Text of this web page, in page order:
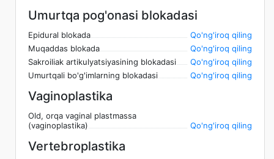
Umurtqa pog'onasi blokadasi
Epidural blokada
Qo'ng'iroq qiling
Muqaddas blokada
Qo'ng'iroq qiling
Sakroiliak artikulyatsiyasining blokadasi
Qo'ng'iroq qiling
Umurtqali bo'g'imlarning blokadasi
Qo'ng'iroq qiling
Vaginoplastika
Old, orqa vaginal plastmassa
(vaginoplastika)
Qo'ng'iroq qiling
Vertebroplastika